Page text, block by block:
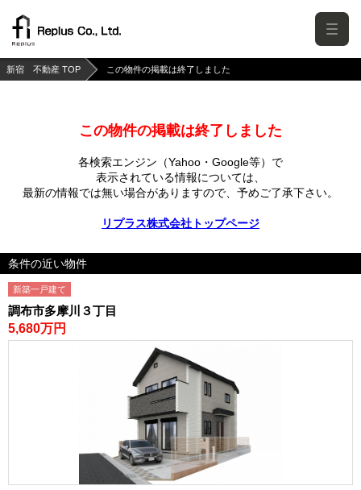
新宿 不動産 TOP この物件の掲載は終了しました
この物件の掲載は終了しました
各検索エンジン（Yahoo・Google等）で
表示されている情報については、
最新の情報では無い場合がありますので、 予めご了承下さい。
リプラス株式会社トップページ
条件の近い物件
新築一戸建て
調布市多摩川３丁目
5,680万円